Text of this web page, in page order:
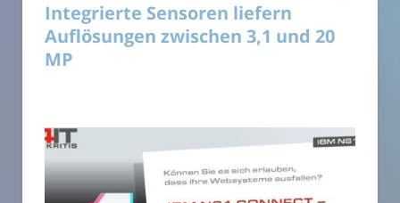
Integrierte Sensoren liefern
Auflösungen zwischen 3,1 und 20
MP